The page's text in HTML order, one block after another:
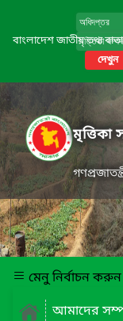
বাংলাদেশ জাতীয় তথ্য
দেখুন
মৃত্তিকা
মেনু নির্বাচন করুন
আমাদের